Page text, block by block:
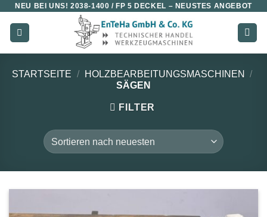
Zum
Inhalt
springen
NEU BEI UNS!2038-1400 / FP 5 DECKEL – NEUSTES ANGEBOT
STARTSEITE / HOLZBEARBEITUNGSMASCHINEN
/
SÄGEN
FILTER